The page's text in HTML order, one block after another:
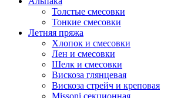
Толстые смесовки
Тонкие смесовки
Летняя пряжа
Хлопок и смесовки
Лен и смесовки
Шелк и смесовки
Вискоза глянцевая
Вискоза стрейч и креповая
Missoni секционная